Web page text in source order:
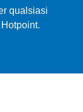
qualsiasi